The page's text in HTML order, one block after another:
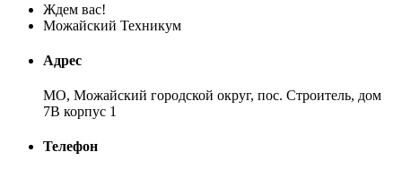
Ждем вас!
Можайский Техникум
Адрес
МО, Можайский городской округ, пос. Строитель, дом
7В корпус 1
Телефон